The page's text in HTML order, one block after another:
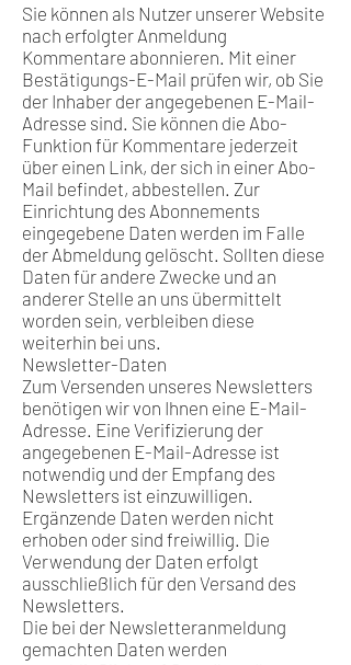
Sie können als Nutzer unserer Website
nach erfolgter Anmeldung
Kommentare abonnieren. Mit einer
Bestätigungs-E-Mail prüfen wir, ob Sie
der Inhaber der angegebenen E-Mail-
Adresse sind. Sie können die Abo-
Funktion für Kommentare jederzeit
über einen Link, der sich in einer Abo-
Mail befindet, abbestellen. Zur
Einrichtung des Abonnements
eingegebene Daten werden im Falle
der Abmeldung gelöscht. Sollten diese
Daten für andere Zwecke und an
anderer Stelle an uns übermittelt
worden sein, verbleiben diese
weiterhin bei uns.
Newsletter-Daten
Zum Versenden unseres Newsletters
benötigen wir von Ihnen eine E-Mail-
Adresse. Eine Verifizierung der
angegebenen E-Mail-Adresse ist
notwendig und der Empfang des
Newsletters ist einzuwilligen.
Ergänzende Daten werden nicht
erhoben oder sind freiwillig. Die
Verwendung der Daten erfolgt
ausschließlich für den Versand des
Newsletters.
Die bei der Newsletteranmeldung
gemachten Daten werden